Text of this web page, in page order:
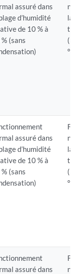
assuré dans
d’humidité
de 10 % à
(sans
la
°F)
assuré dans
d’humidité
de 10 % à
(sans
la
°F)
assuré dans